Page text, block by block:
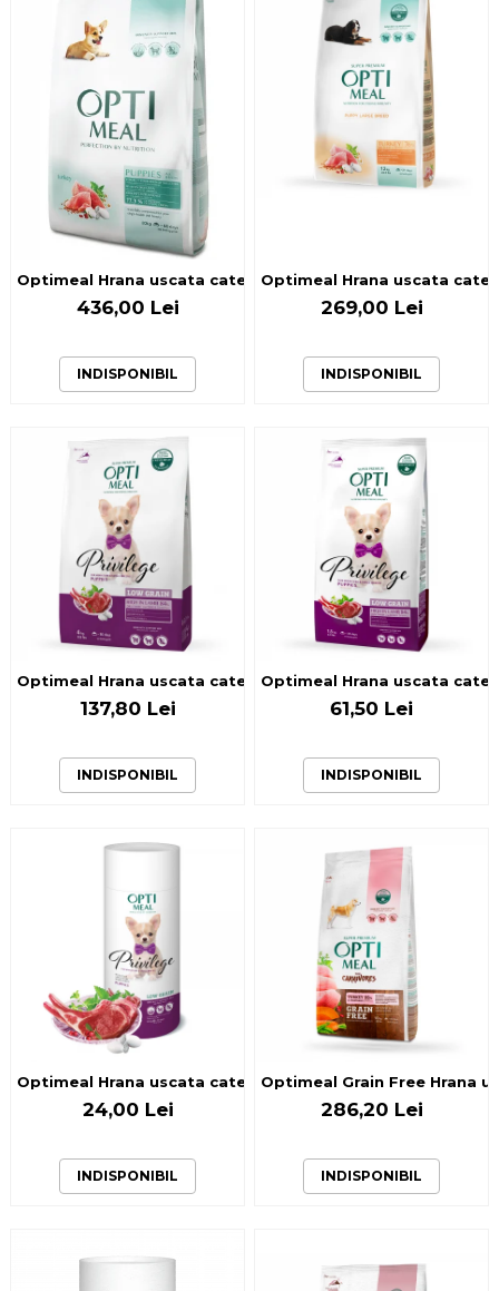
Optimeal Hrana uscata catei toate rasele - Curcan 20kg
436,00 Lei
INDISPONIBIL
Optimeal Hrana uscata
269,00 Lei
INDISPONIBIL
Optimeal Hrana uscata catei talie mica - cu Miel, 4kg
137,80 Lei
INDISPONIBIL
Optimeal Hrana uscata catei
61,50 Lei
INDISPONIBIL
Optimeal Hrana uscata catei talie mica - cu Miel, 0,65kg
24,00 Lei
INDISPONIBIL
Optimeal Grain Free Hrana
286,20 Lei
INDISPONIBIL